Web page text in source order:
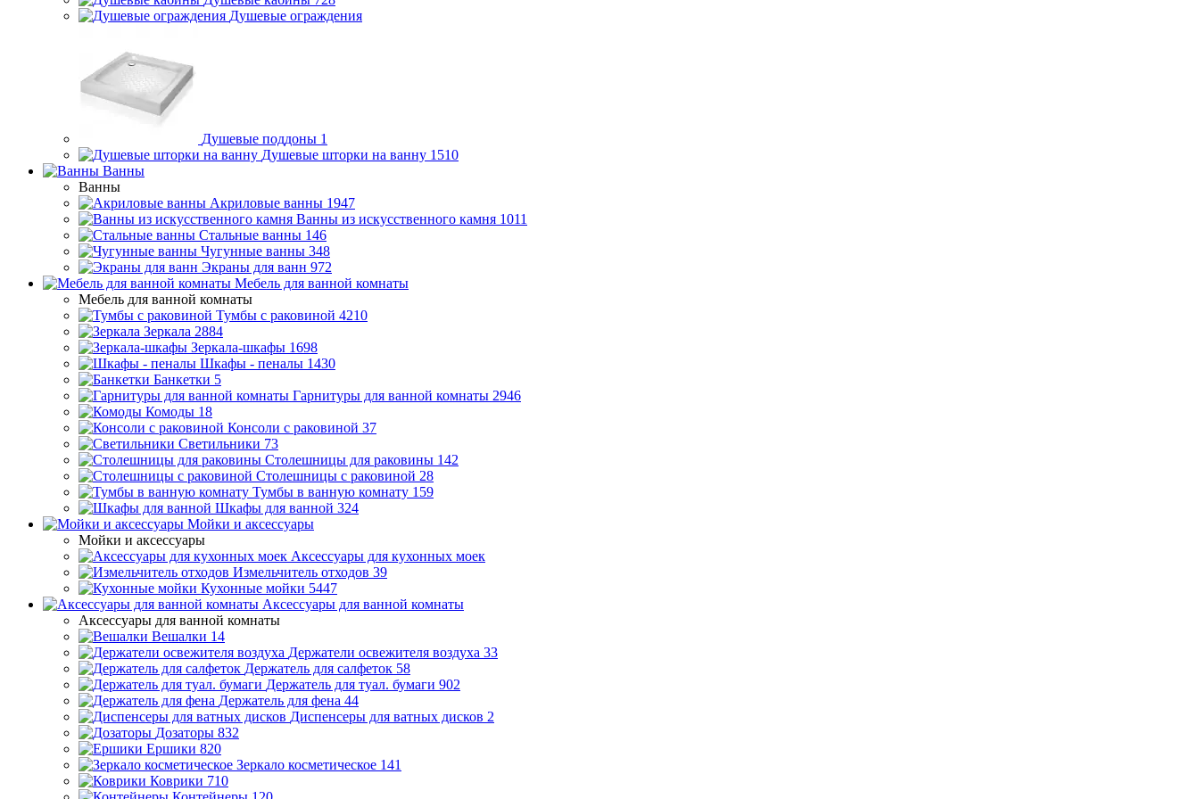
Душевые ограждения
Душевые поддоны 1
Душевые шторки на ванну 1510
Ванны
Ванны
Акриловые ванны 1947
Ванны из искусственного камня 1011
Стальные ванны 146
Чугунные ванны 348
Экраны для ванн 972
Мебель для ванной комнаты
Мебель для ванной комнаты
Тумбы с раковиной 4210
Зеркала 2884
Зеркала-шкафы 1698
Шкафы - пеналы 1430
Банкетки 5
Гарнитуры для ванной комнаты 2946
Комоды 18
Консоли с раковиной 37
Светильники 73
Столешницы для раковины 142
Столешницы с раковиной 28
Тумбы в ванную комнату 159
Шкафы для ванной 324
Мойки и аксессуары
Мойки и аксессуары
Аксессуары для кухонных моек
Измельчитель отходов 39
Кухонные мойки 5447
Аксессуары для ванной комнаты
Аксессуары для ванной комнаты
Вешалки 14
Держатели освежителя воздуха 33
Держатель для салфеток 58
Держатель для туал. бумаги 902
Держатель для фена 44
Диспенсеры для ватных дисков 2
Дозаторы 832
Ершики 820
Зеркало косметическое 141
Коврики 710